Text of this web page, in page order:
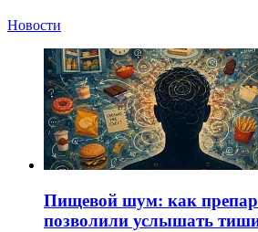
Новости
Пищевой шум: как
позволили услышать